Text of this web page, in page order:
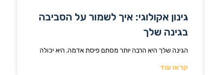
גינון אקולוגי: איך לשמור על הסביבה
בגינה שלך
הגינה שלך היא הרבה יותר מסתם פיסת אדמה. היא יכולה
קראו עוד